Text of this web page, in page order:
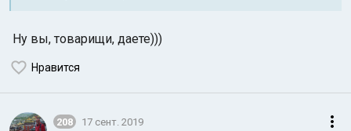
Ну вы, товарищи, даете)))
Нравится
208 17 сент. 2019